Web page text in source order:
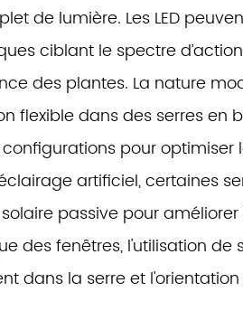
de lumière. Les LED
ciblant le spectre
des plantes. La nature
flexible dans des serres en
pour optimiser
artificiel, certaines
passive pour
des fenêtres, l'utilisation
dans la serre et